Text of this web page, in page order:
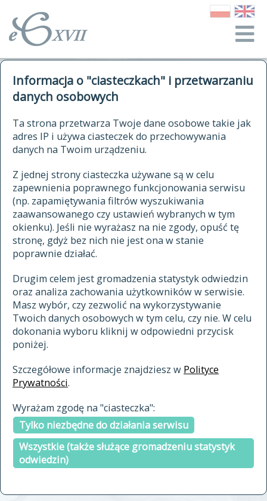
Informacja o "ciasteczkach" i przetwarzaniu
danych osobowych
Ta strona przetwarza Twoje dane osobowe takie jak
adres IP i używa ciasteczek do przechowywania
danych na Twoim urządzeniu.
Z jednej strony ciasteczka używane są w celu
zapewnienia poprawnego funkcjonowania serwisu
(np. zapamiętywania filtrów wyszukiwania
zaawansowanego czy ustawień wybranych w tym
okienku). Jeśli nie wyrażasz na nie zgody, opuść tę
stronę, gdyż bez nich nie jest ona w stanie
poprawnie działać.
Drugim celem jest gromadzenia statystyk odwiedzin
oraz analiza zachowania użytkowników w serwisie.
Masz wybór, czy zezwolić na wykorzystywanie
Twoich danych osobowych w tym celu, czy nie. W celu
dokonania wyboru kliknij w odpowiedni przycisk
poniżej.
Szczegółowe informacje znajdziesz w Polityce
Prywatności.
Wyrażam zgodę na "ciasteczka":
Tylko niezbędne do działania serwisu
Wszystkie (także służące gromadzeniu statystyk
odwiedzin)
autorzy Słownika
historia
publikacje
źródła
autorzy tekstów źródłowych
zasady opracowania
statystyki
najnowsze hasła
ostatnio zmodyfikowane hasła
materiały archiwalne
cytowanie
kontakt
kwerendy
jak cytować Słownik
ELEKTRONICZNY SŁOWNIK
JĘZYKA POLSKIEGO
XVII I XVIII WIEKU
znajdź hasła
zaczynające się od
indeksie
a fronte
a tergo